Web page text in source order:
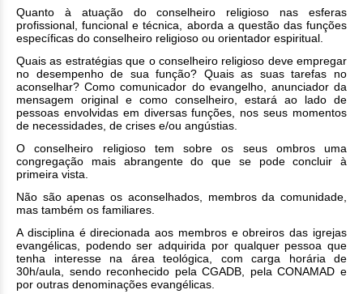
Quanto à atuação do conselheiro religioso nas esferas
profissional, funcional e técnica, aborda a questão das funções
específicas do conselheiro religioso ou orientador espiritual.
Quais as estratégias que o conselheiro religioso deve empregar
no desempenho de sua função? Quais as suas tarefas no
aconselhar? Como comunicador do evangelho, anunciador da
mensagem original e como conselheiro, estará ao lado de
pessoas envolvidas em diversas funções, nos seus momentos
de necessidades, de crises e/ou angústias.
O conselheiro religioso tem sobre os seus ombros uma
congregação mais abrangente do que se pode concluir à
primeira vista.
Não são apenas os aconselhados, membros da comunidade,
mas também os familiares.
A disciplina é direcionada aos membros e obreiros das igrejas
evangélicas, podendo ser adquirida por qualquer pessoa que
tenha interesse na área teológica, com carga horária de
30h/aula, sendo reconhecido pela CGADB, pela CONAMAD e
por outras denominações evangélicas.